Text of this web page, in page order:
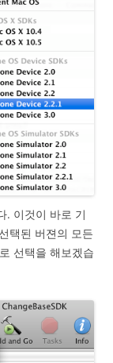
. 이것이 바로 기
택된 버젼의 모든
선택을 해보겠습